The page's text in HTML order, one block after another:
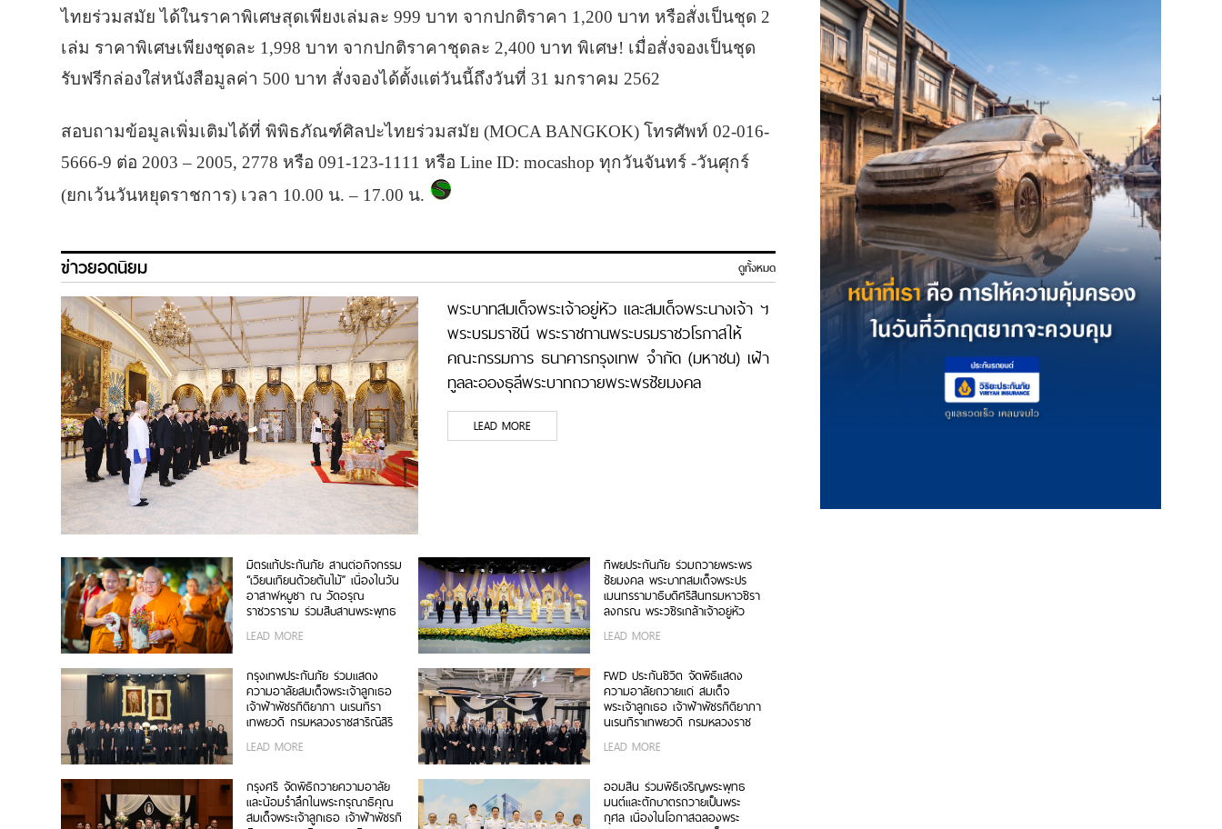
ไทยร่วมสมัย ได้ในราคาพิเศษสุดเพียงเล่มละ 999 บาท จากปกติราคา 1,200 บาท หรือสั่งเป็นชุด 2
เล่ม ราคาพิเศษเพียงชุดละ 1,998 บาท จากปกติราคาชุดละ 2,400 บาท พิเศษ! เมื่อสั่งจองเป็นชุด
รับฟรีกล่องใส่หนังสือมูลค่า 500 บาท สั่งจองได้ตั้งแต่วันนี้ถึงวันที่ 31 มกราคม 2562
สอบถามข้อมูลเพิ่มเติมได้ที่ พิพิธภัณฑ์ศิลปะไทยร่วมสมัย (MOCA BANGKOK) โทรศัพท์ 02-016-
5666-9 ต่อ 2003 – 2005, 2778 หรือ 091-123-1111 หรือ Line ID: mocashop ทุกวันจันทร์ -วันศุกร์
(ยกเว้นวันหยุดราชการ) เวลา 10.00 น. – 17.00 น.
ข่าวยอดนิยม ดูทั้งหมด
พระบาทสมเด็จพระเจ้าอยู่หัว และสมเด็จพระนางเจ้า ฯ
พระบรมราชินี พระราชทานพระบรมราชวโรกาสให้
คณะกรรมการ ธนาคารกรุงเทพ จำกัด (มหาชน) เฝ้า
ทูลละอองธุลีพระบาทถวายพระพรชัยมงคล
LEAD MORE
มิตรแท้ประกันภัย สานต่อกิจกรรม
“เวียนเทียนด้วยต้นไม้” เนื่องในวัน
อาสาฬหบูชา ณ วัดอรุณ
ราชวราราม ร่วมสืบสานพระพุทธ
ศาสนา ส่งเสริมการทำบุญวิถีใหม่
เพื่อสิ่งแวดล้อมที่ยั่งยืน
LEAD MORE
ทิพยประกันภัย ร่วมถวายพระพร
ชัยมงคล พระบาทสมเด็จพระปร
เมนทรรามาธิบดีศรีสินทรมหาวชิรา
ลงกรณ พระวชิรเกล้าเจ้าอยู่หัว
LEAD MORE
กรุงเทพประกันภัย ร่วมแสดง
ความอาลัยสมเด็จพระเจ้าลูกเธอ
เจ้าฟ้าพัชรกิติยาภา นเรนทิรา
เทพยวดี กรมหลวงราชสาริณีสิริ
พัชร มหาวัชรราชธิดา
LEAD MORE
FWD ประกันชีวิต จัดพิธีแสดง
ความอาลัยถวายแด่ สมเด็จ
พระเจ้าลูกเธอ เจ้าฟ้าพัชรกิติยาภา
นเรนทิราเทพยวดี กรมหลวงราช
สาริณีสิริพัชร มหาวัชรราชธิดา
LEAD MORE
กรุงศรี จัดพิธีถวายความอาลัย
และน้อมรำลึกในพระกรุณาธิคุณ
สมเด็จพระเจ้าลูกเธอ เจ้าฟ้าพัชรกิ
ออมสิน ร่วมพิธีเจริญพระพุทธ
มนต์และตักบาตรถวายเป็นพระ
กุศล เนื่องในโอกาสฉลองพระ